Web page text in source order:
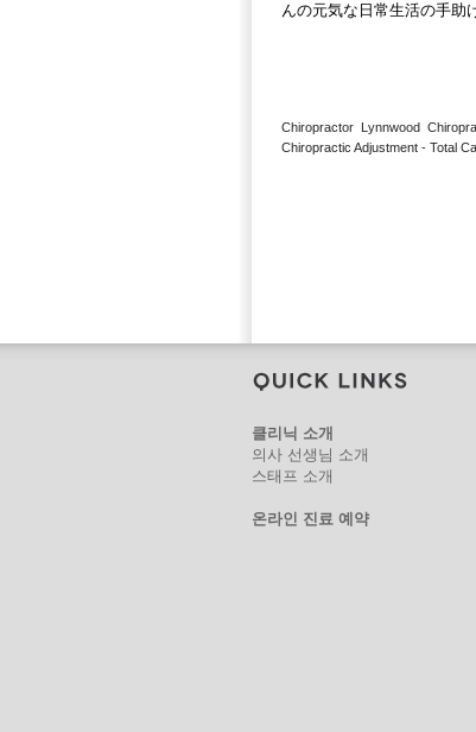
んの元気な日常生活の手助
Chiropractor Lynnwood
Chiropractic Adjustment - Total
클리닉 소개
의사 선생님 소개
스태프 소개
온라인 진료 예약